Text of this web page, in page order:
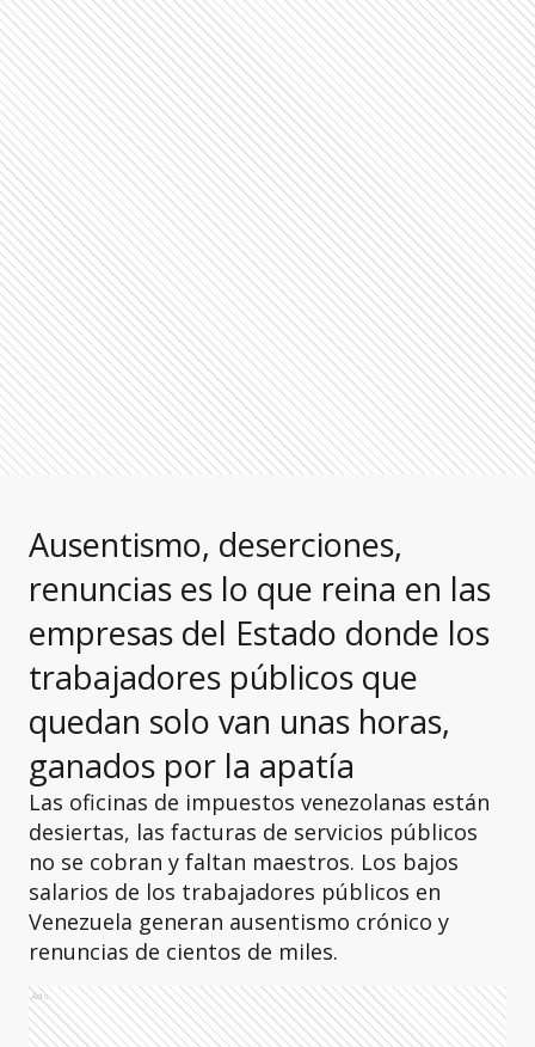
Ausentismo, deserciones,
renuncias es lo que reina en las
empresas del Estado donde los
trabajadores públicos que
quedan solo van unas horas,
ganados por la apatía
Las oficinas de impuestos venezolanas están
desiertas, las facturas de servicios públicos
no se cobran y faltan maestros. Los bajos
salarios de los trabajadores públicos en
Venezuela generan ausentismo crónico y
renuncias de cientos de miles.
Ads